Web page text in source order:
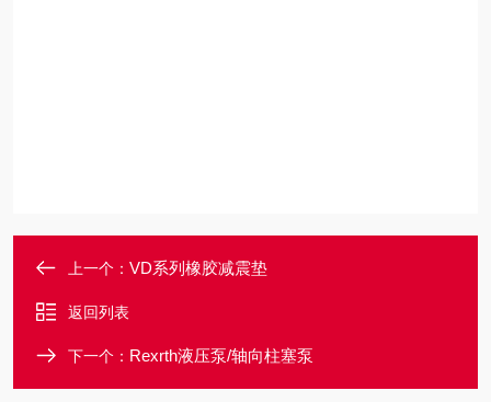
上一个： VD系列橡胶减震垫
返回列表
下一个： Rexrth液压泵/轴向柱塞泵